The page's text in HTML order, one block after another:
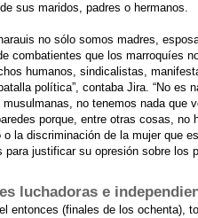
sus maridos, padres o hermanos.
no sólo somos madres,
combatientes que los marroquíes
humanos, sindicalistas,
política”, contaba Jira. “No es
musulmanas, no tenemos nada que
porque, entre otras cosas, no
o la discriminación de la mujer que
para justificar su opresión sobre los
luchadoras e
entonces (finales de los ochenta),